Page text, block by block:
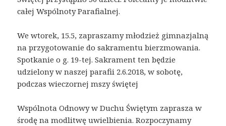
całej Wspólnoty Parafialnej.
We wtorek, 15.5, zapraszamy młodzież gimnazjalną
na przygotowanie do sakramentu bierzmowania.
Spotkanie o g. 19-tej. Sakrament ten będzie
udzielony w naszej parafii 2.6.2018, w sobotę,
podczas wieczornej mszy świętej
Wspólnota Odnowy w Duchu Świętym zaprasza w
środę na modlitwę uwielbienia. Rozpoczynamy